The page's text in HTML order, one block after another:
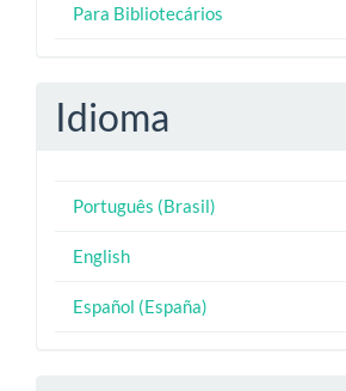
Para Bibliotecários
Idioma
Português (Brasil)
English
Español (España)